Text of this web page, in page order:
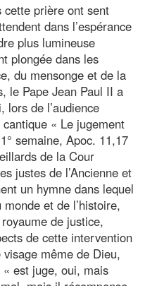
cette prière ont sent
dans l’espérance
plus lumineuse
plongée dans les
du mensonge et de la
le Pape Jean Paul II a
lors de l’audience
« Le jugement
semaine, Apoc. 11,17
de la Cour
justes de l’Ancienne et
un hymne dans lequel
et de l’histoire,
de justice,
de cette intervention
même de Dieu,
est juge, oui, mais